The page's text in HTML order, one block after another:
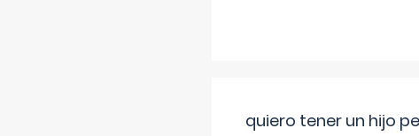
quiero tener un hijo